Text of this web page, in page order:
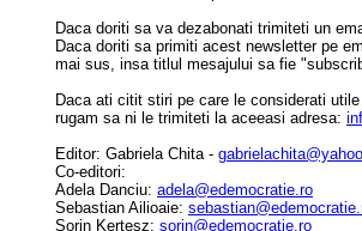
Daca doriti sa va dezabonati trimiteti un
Daca doriti sa primiti acest newsletter pe
mai sus, insa titlul mesajului sa fie
Daca ati citit stiri pe care le considerati
rugam sa ni le trimiteti la aceeasi adresa:
Editor: Gabriela Chita -
Co-editori:
Adela Danciu: adela@edemocratie.ro
Sebastian Ailioaie:
Sorin Kertesz: sorin@edemocratie.ro